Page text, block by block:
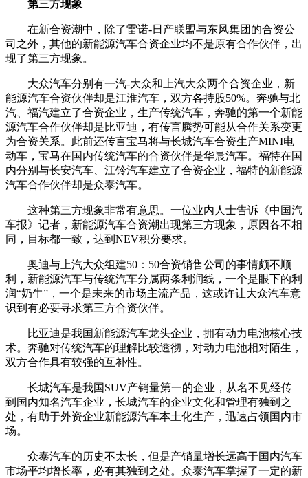
第三方现象
在新合资潮中，除了雷诺-日产联盟与东风集团的合资公
司之外，其他的新能源汽车合资企业均不是原有合作伙伴，出
现了第三方现象。
大众汽车分别有一汽-大众和上汽大众两个合资企业，新
能源汽车合资伙伴却是江淮汽车，双方各持股50%。奔驰与北
汽、福汽建立了合资企业，生产传统汽车，奔驰的第一个新能
源汽车合作伙伴却是比亚迪，有传言腾势可能从合作关系变更
为合资关系。此前还传言宝马将与长城汽车合资生产MINI电
动车，宝马在国内传统汽车的合资伙伴是华晨汽车。福特在国
内分别与长安汽车、江铃汽车建立了合资企业，福特的新能源
汽车合作伙伴却是众泰汽车。
这种第三方现象非常有意思。一位业内人士告诉《中国汽
车报》记者，新能源汽车合资潮出现第三方现象，原因各不相
同，目标都一致，达到NEV积分要求。
奥迪与上汽大众组建50：50合资销售公司的事情颇不顺
利，新能源汽车与传统汽车分属两条利润线，一个是眼下的利
润“奶牛”，一个是未来的市场主流产品，这或许让大众汽车意
识到有必要寻求第三方合资伙伴。
比亚迪是我国新能源汽车龙头企业，拥有动力电池核心技
术。奔驰对传统汽车的理解比较透彻，对动力电池相对陌生，
双方合作具有较强的互补性。
长城汽车是我国SUV产销量第一的企业，从名不见经传
到国内知名汽车企业，长城汽车的企业文化和管理有独到之
处，有助于外资企业新能源汽车本土化生产，迅速占领国内市
场。
众泰汽车的历史不太长，但是产销量增长远高于国内汽车
市场平均增长率，必有其独到之处。众泰汽车掌握了一定的新